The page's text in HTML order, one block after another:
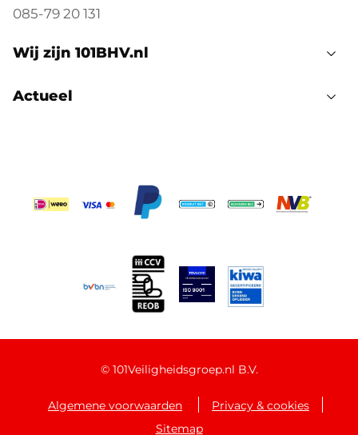
085-79 20 131
Wij zijn 101BHV.nl
Actueel
© 101Veiligheidsgroep.nl B.V.
Algemene voorwaarden
Privacy & cookies
Sitemap